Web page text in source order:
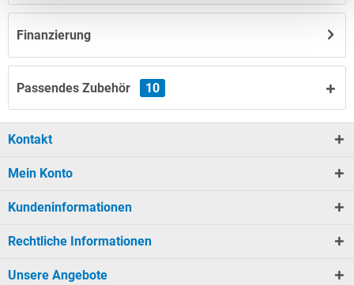
Finanzierung
Passendes Zubehör 10
Kontakt
Mein Konto
Kundeninformationen
Rechtliche Informationen
Unsere Angebote